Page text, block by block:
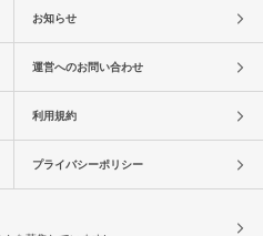
お知らせ
運営へのお問い合わせ
利用規約
プライバシーポリシー